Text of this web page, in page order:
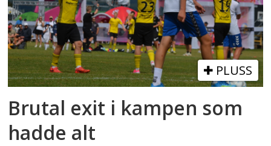
PLUSS
Brutal exit i kampen som
hadde alt